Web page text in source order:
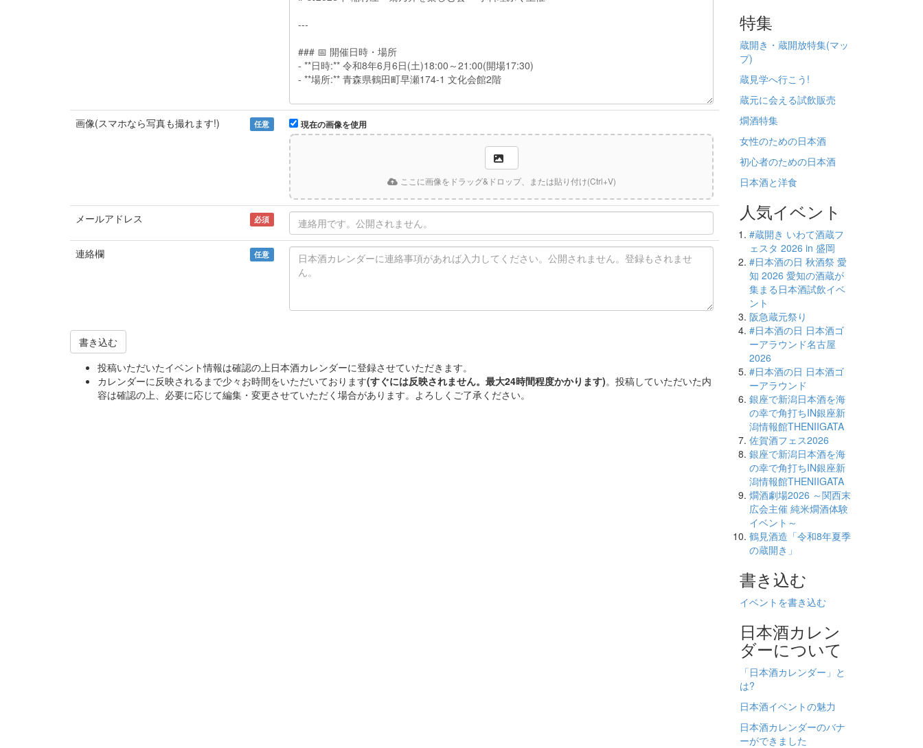
画像(スマホなら写真も撮れます!) 任意 現在の画像を使用
ここに画像をドラッグ&ドロップ、または貼り付け(Ctrl+V)
メールアドレス 必須
連絡欄 任意
書き込む
投稿いただいたイベント情報は確認の上日本酒カレンダーに登録させていただきます。
カレンダーに反映されるまで少々お時間をいただいております(すぐには反映されません。最大24時間程度かかります)。投稿していただいた内
容は確認の上、必要に応じて編集・変更させていただく場合があります。よろしくご了承ください。
特集
蔵開き・蔵開放特集(マッ
プ)
蔵見学へ行こう!
蔵元に会える試飲販売
燗酒特集
女性のための日本酒
初心者のための日本酒
日本酒と洋食
人気イベント
#蔵開き いわて酒蔵フ
ェスタ 2026 in 盛岡
#日本酒の日 秋酒祭 愛
知 2026 愛知の酒蔵が
集まる日本酒試飲イベ
ント
阪急蔵元祭り
#日本酒の日 日本酒ゴ
ーアラウンド名古屋
2026
#日本酒の日 日本酒ゴ
ーアラウンド
銀座で新潟日本酒を海
の幸で角打ちIN銀座新
潟情報館THENIIGATA
佐賀酒フェス2026
銀座で新潟日本酒を海
の幸で角打ちIN銀座新
潟情報館THENIIGATA
燗酒劇場2026 ～関西末
広会主催 純米燗酒体験
イベント～
鶴見酒造「令和8年夏季
の蔵開き」
書き込む
イベントを書き込む
日本酒カレン
ダーについて
「日本酒カレンダー」と
は?
日本酒イベントの魅力
日本酒カレンダーのバナ
ーができました